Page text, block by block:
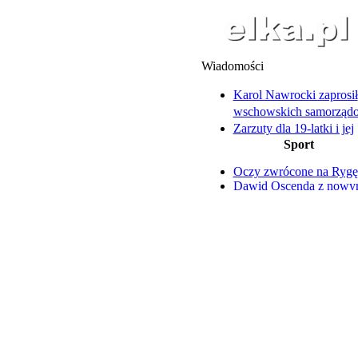
Wiadomości
Karol Nawrocki zaprosił
wschowskich
Zarzuty dla 19-latki i jej
wspólników
miał nielegalną broń
Sport
Oczy zwrócone na Rygę
Dawid Oscenda z